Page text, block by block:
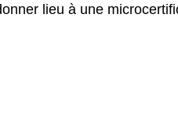
lieu à une